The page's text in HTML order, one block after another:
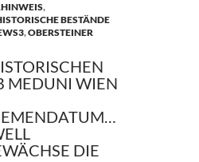
,
BESTÄNDE
,OBERSTEINER
MEDUNI WIEN
DIE